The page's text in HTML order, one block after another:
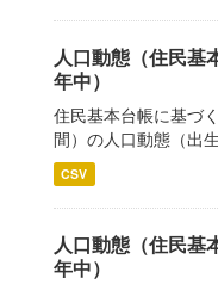
人口動態（住民基
年中）
住民基本台帳に基づ
間）の人口動態（出
CSV
人口動態（住民基
年中）